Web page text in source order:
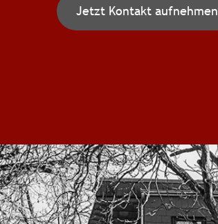
Jetzt Kontakt aufnehmen